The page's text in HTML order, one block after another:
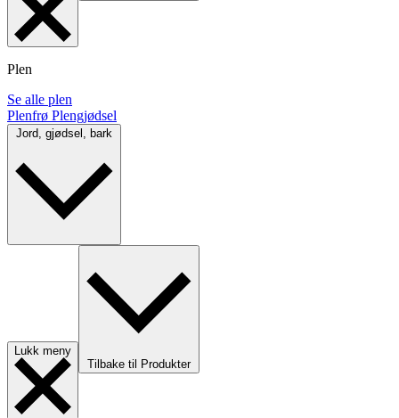
Plen
Se alle plen
Plenfrø Plengjødsel
Lukk meny
Tilbake til Produkter